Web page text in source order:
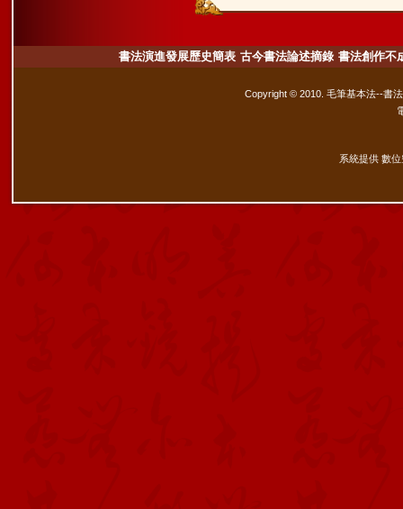
書法演進發展歷史簡表 古今書法論述摘錄 書法創作不
Copyright © 2010. 毛筆基本法--書
系統提供 數